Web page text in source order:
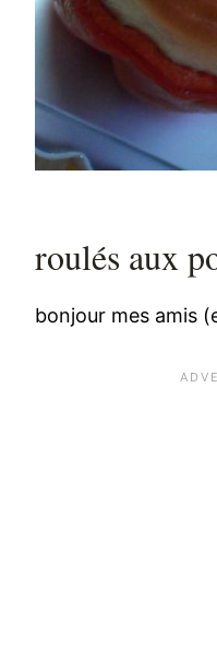
roulés aux
bonjour mes amis